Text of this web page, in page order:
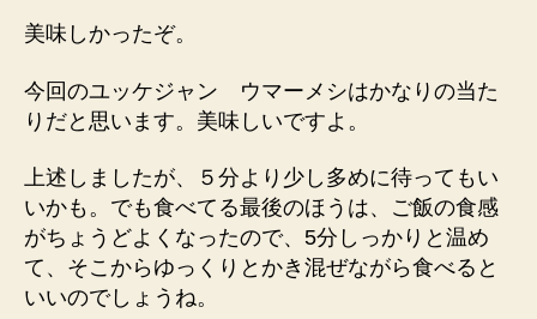
美味しかったぞ。
今回のユッケジャン ウマーメシはかなりの当た
りだと思います。美味しいですよ。
上述しましたが、５分より少し多めに待ってもい
いかも。でも食べてる最後のほうは、ご飯の食感
がちょうどよくなったので、5分しっかりと温め
て、そこからゆっくりとかき混ぜながら食べると
いいのでしょうね。